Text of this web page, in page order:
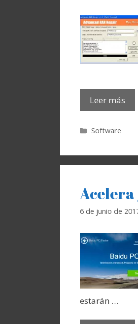
Leer más
Categorías
Software
Acelera
6 de junio de
estarán …